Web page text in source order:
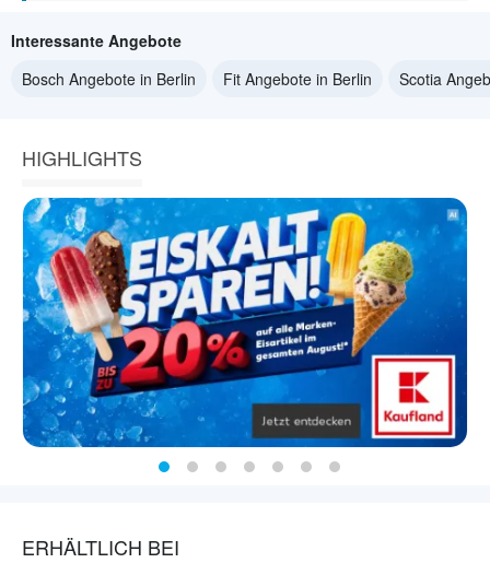
Interessante Angebote
Bosch Angebote in Berlin
Fit Angebote in Berlin Scotia
HIGHLIGHTS
ERHÄLTLICH BEI